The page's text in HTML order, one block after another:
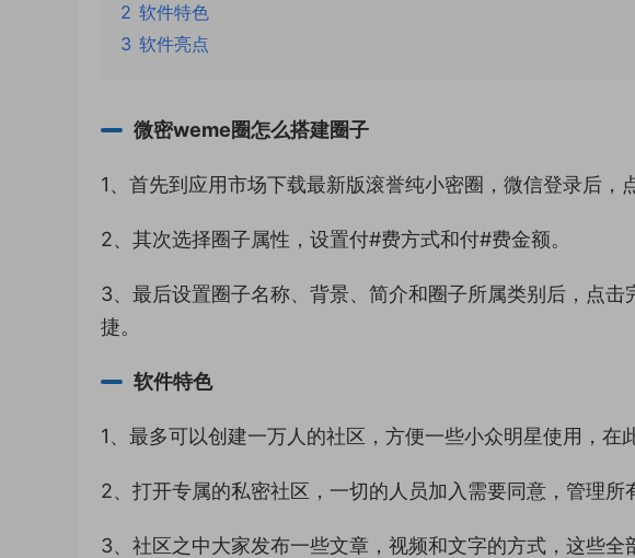
2 软件特色
3 软件亮点
微密weme圈怎么搭建圈子
1、首先到应用市场下载最新版滚誉纯小密圈，微信登录后，
2、其次选择圈子属性，设置付#费方式和付#费金额。
3、最后设置圈子名称、背景、简介和圈子所属类别后，点
捷。
软件特色
1、最多可以创建一万人的社区，方便一些小众明星使用，在
2、打开专属的私密社区，一切的人员加入需要同意，管理所
3、社区之中大家发布一些文章，视频和文字的方式，这些全